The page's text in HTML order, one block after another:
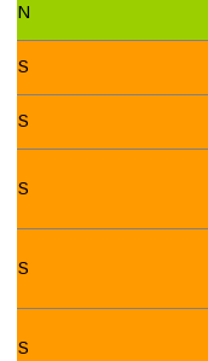
N
S
S
S
S
S